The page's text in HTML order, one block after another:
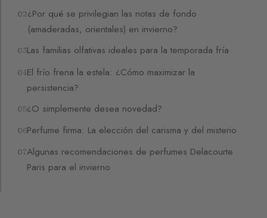
¿Por qué se privilegian las notas de fondo
(amaderadas, orientales) en invierno?
Las familias olfativas ideales para la temporada fría
El frío frena la estela: ¿Cómo maximizar la
persistencia?
¿O simplemente desea novedad?
Perfume firma: La elección del carisma y del misterio
Algunas recomendaciones de perfumes Delacourte
Paris para el invierno